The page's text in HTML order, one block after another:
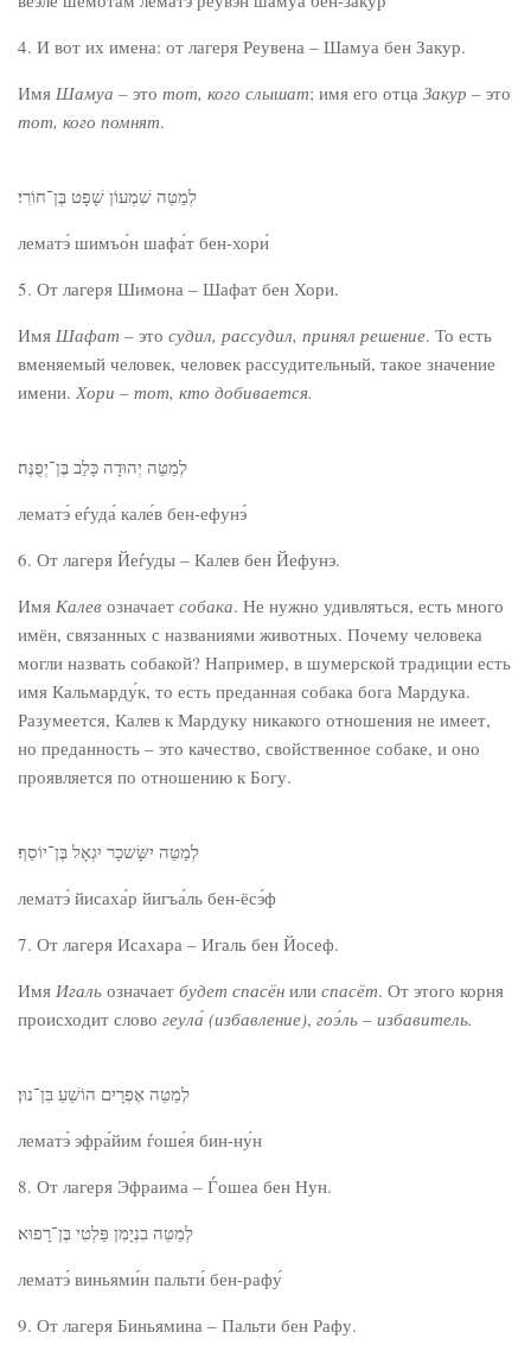
4. И вот их имена: от лагеря Реувена – Шамуа бен Закур.
Имя Шамуа – это тот, кого слышат; имя его отца Закур – это
тот, кого помнят.
לְמַטֵּה שִׁמְעוֹן שָׁפָט בֶּן־חוֹרִי׃
лематэ́ шимъо́н шафа́т бен-хори́
5. От лагеря Шимона – Шафат бен Хори.
Имя Шафат – это судил, рассудил, принял решение. То есть
вменяемый человек, человек рассудительный, такое значение
имени.Хори – тот, кто добивается.
לְמַטֵּה יְהוּדָה כָּלֵב בֶּן־יְפֻנֶּה׃
лематэ́ еѓуда́ кале́в бен-ефунэ́
6. От лагеря Йеѓуды – Калев бен Йефунэ.
Имя Калев означает собака. Не нужно удивляться, есть много
имён, связанных с названиями животных. Почему человека
могли назвать собакой? Например, в шумерской традиции есть
имя Кальмарду́к, то есть преданная собака бога Мардука.
Разумеется, Калев к Мардуку никакого отношения не имеет,
но преданность – это качество, свойственное собаке, и оно
проявляется по отношению к Богу.
לְמַטֵּה יִשָּׂשכָר יִגְאָל בֶּן־יוֹסֵף׃
лематэ́ йисаха́р йигъа́ль бен-ёсэ́ф
7. От лагеря Исахара – Игаль бен Йосеф.
Имя Игаль означает будет спасён или спасёт. От этого корня
происходит слово геула́ (избавление), гоэ́ль – избавитель.
לְמַטֵּה אֶפְרָיִם הוֹשֵׁעַ בִּן־נוּן׃
лематэ́ эфра́йим ѓоше́я бин-ну́н
8. От лагеря Эфраима – Ѓошеа бен Нун.
לְמַטֵּה בִנְיָמִן פַּלְטִי בֶּן־רָפוּא׃
лематэ́ виньями́н пальти́ бен-рафу́
9. От лагеря Биньямина – Пальти бен Рафу.